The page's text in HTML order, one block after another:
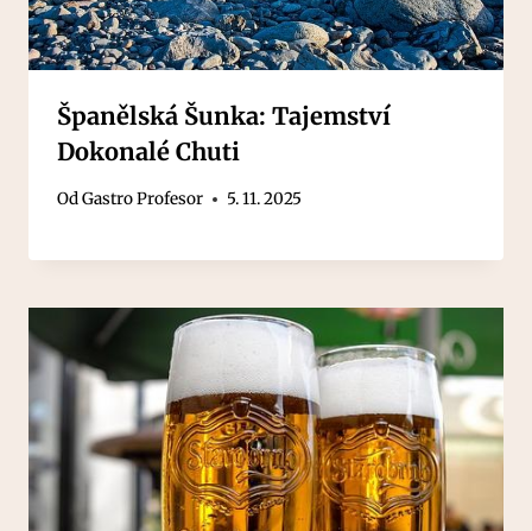
Španělská Šunka: Tajemství
Dokonalé Chuti
OdGastro Profesor 5. 11. 2025